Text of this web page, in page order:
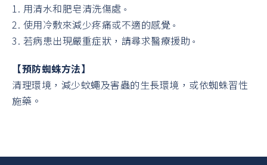
1. 用清水和肥皂清洗傷處 。
2. 使用冷敷來減少疼痛或不適的感覺 。
3. 若病患出現嚴重症狀，請尋求醫療援助 。
【預防蜘蛛方法】
清理環境，減少蚊蠅及害蟲的生長環境，或依蜘蛛習性
施藥。